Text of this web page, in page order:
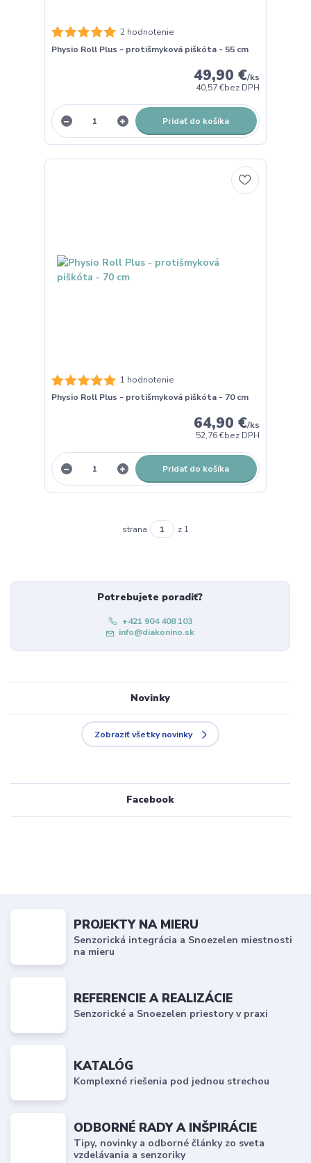
2 hodnotenie
Physio Roll Plus - protišmyková piškóta - 55 cm
49,90 €/ks
40,57 €bez DPH
Pridať do košíka
1 hodnotenie
Physio Roll Plus - protišmyková piškóta - 70 cm
64,90 €/ks
52,76 €bez DPH
Pridať do košíka
strana z 1
Potrebujete poradiť?
+421 904 408 103
info@diakonino.sk
Novinky
Zobraziť všetky novinky
Facebook
PROJEKTY NA MIERU
Senzorická integrácia a Snoezelen miestnosti
na mieru
REFERENCIE A REALIZÁCIE
Senzorické a Snoezelen priestory v praxi
KATALÓG
Komplexné riešenia pod jednou strechou
ODBORNÉ RADY A INŠPIRÁCIE
Tipy, novinky a odborné články zo sveta
vzdelávania a senzoriky